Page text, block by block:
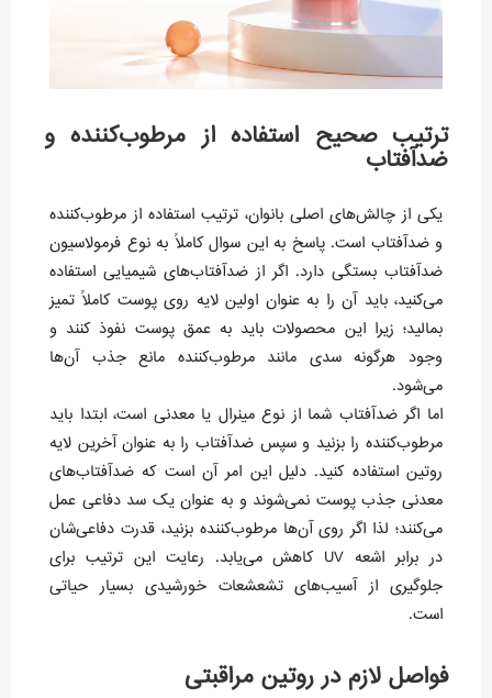
ترتیب صحیح استفاده از مرطوب‌کننده و
ضدآفتاب
یکی از چالش‌های اصلی بانوان، ترتیب استفاده از مرطوب‌کننده
و ضدآفتاب است. پاسخ به این سوال کاملاً به نوع فرمولاسیون
ضدآفتاب بستگی دارد. اگر از ضدآفتاب‌های شیمیایی استفاده
می‌کنید، باید آن را به عنوان اولین لایه روی پوست کاملاً تمیز
بمالید؛ زیرا این محصولات باید به عمق پوست نفوذ کنند و
وجود هرگونه سدی مانند مرطوب‌کننده مانع جذب آن‌ها
می‌شود.
اما اگر ضدآفتاب شما از نوع مینرال یا معدنی است، ابتدا باید
مرطوب‌کننده را بزنید و سپس ضدآفتاب را به عنوان آخرین لایه
روتین استفاده کنید. دلیل این امر آن است که ضدآفتاب‌های
معدنی جذب پوست نمی‌شوند و به عنوان یک سد دفاعی عمل
می‌کنند؛ لذا اگر روی آن‌ها مرطوب‌کننده بزنید، قدرت دفاعی‌شان
در برابر اشعه UV کاهش می‌یابد. رعایت این ترتیب برای
جلوگیری از آسیب‌های تشعشعات خورشیدی بسیار حیاتی
است.
فواصل لازم در روتین مراقبتی